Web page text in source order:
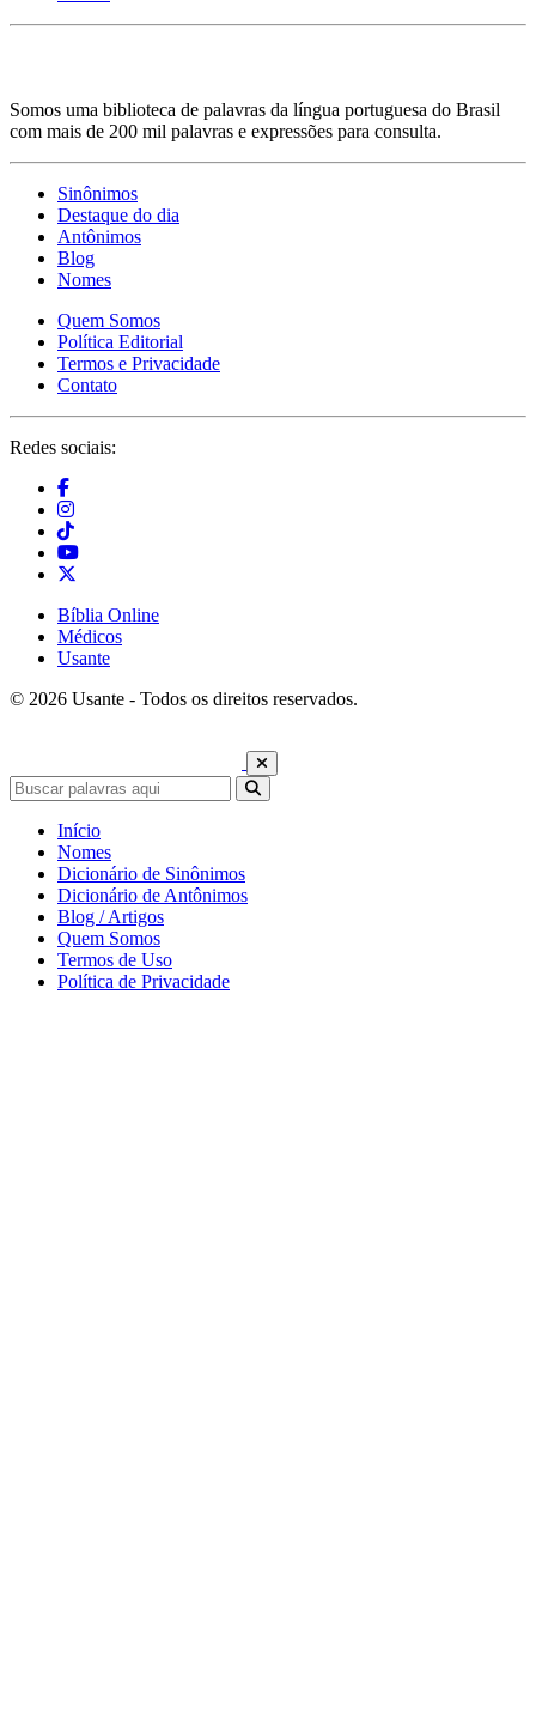
Somos uma biblioteca de palavras da língua portuguesa do Brasil
com mais de 200 mil palavras e expressões para consulta.
Sinônimos
Destaque do dia
Antônimos
Blog
Nomes
Quem Somos
Política Editorial
Termos e Privacidade
Contato
Redes sociais:
Bíblia Online
Médicos
Usante
© 2026 Usante - Todos os direitos reservados.
Início
Nomes
Dicionário de Sinônimos
Dicionário de Antônimos
Blog / Artigos
Quem Somos
Termos de Uso
Política de Privacidade